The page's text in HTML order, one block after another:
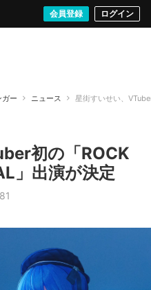
会員登録 ログイン
音楽・映像 ゲームストリート
ー ニュース 星街すいせい、
初の「ROCK
」出演が決定